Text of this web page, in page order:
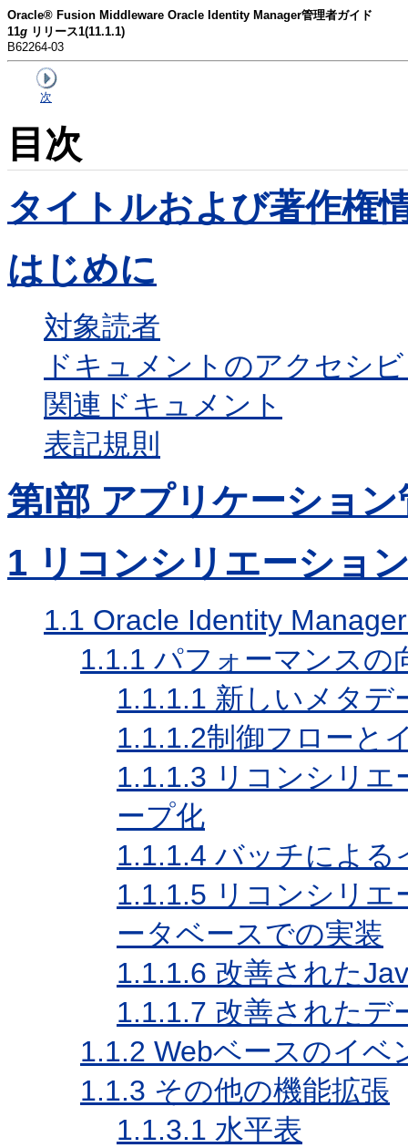
Oracle® Fusion Middleware Oracle Identity Manager管理者ガイド
11g リリース1(11.1.1)
B62264-03
次
目次
タイトルおよび著作権
はじめに
対象読者
ドキュメントのアクセシ
関連ドキュメント
表記規則
第I部 アプリケーション
1 リコンシリエーショ
1.1 Oracle Identity
1.1.1 パフォーマンスの
1.1.1.1 新しいメタデ
1.1.1.2制御フローと
1.1.1.3 リコンシリ
ープ化
1.1.1.4 バッチによる
1.1.1.5 リコンシリ
ータベースでの実装
1.1.1.6 改善された
1.1.1.7 改善されたデ
1.1.2 Webベースのイベ
1.1.3 その他の機能拡張
1.1.3.1 水平表